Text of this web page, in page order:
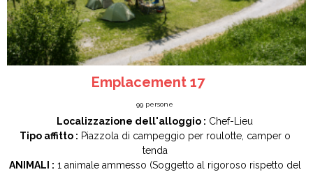
Emplacement 17
99 persone
Localizzazione dell'alloggio : Chef-Lieu
Tipo affitto : Piazzola di campeggio per roulotte, camper o
tenda
ANIMALI : 1 animale ammesso (Soggetto al rigoroso rispetto del